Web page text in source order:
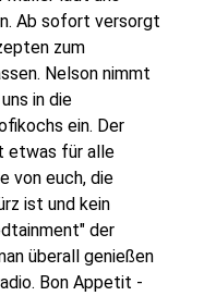
Ab sofort versorgt
zum
Nelson nimmt
in die
ein. Der
etwas für alle
von euch, die
ist und kein
der
überall genießen
Bon Appetit -